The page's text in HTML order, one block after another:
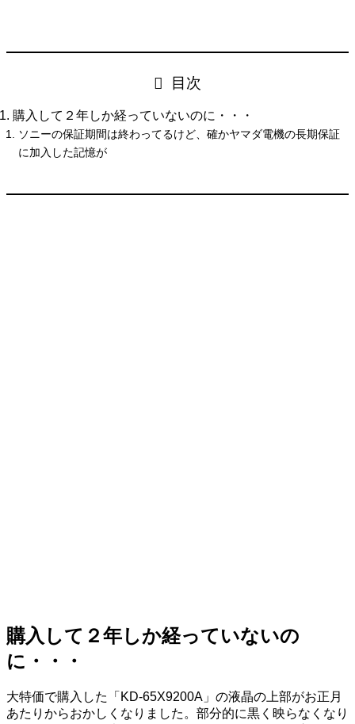
目次
購入して２年しか経っていないのに・・・
ソニーの保証期間は終わってるけど、確かヤマダ電機の長期保証
に加入した記憶が
購入して２年しか経っていないの
に・・・
大特価で購入した「KD-65X9200A」の液晶の上部がお正月
あたりからおかしくなりました。部分的に黒く映らなくなり